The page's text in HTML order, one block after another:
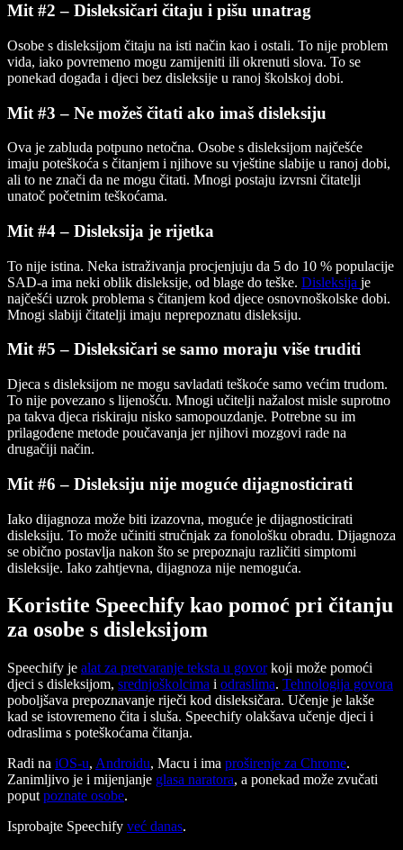
Mit #2 – Disleksičari čitaju i pišu unatrag
Osobe s disleksijom čitaju na isti način kao i ostali. To nije problem
vida, iako povremeno mogu zamijeniti ili okrenuti slova. To se
ponekad događa i djeci bez disleksije u ranoj školskoj dobi.
Mit #3 – Ne možeš čitati ako imaš disleksiju
Ova je zabluda potpuno netočna. Osobe s disleksijom najčešće
imaju poteškoća s čitanjem i njihove su vještine slabije u ranoj dobi,
ali to ne znači da ne mogu čitati. Mnogi postaju izvrsni čitatelji
unatoč početnim teškoćama.
Mit #4 – Disleksija je rijetka
To nije istina. Neka istraživanja procjenjuju da 5 do 10 % populacije
SAD-a ima neki oblik disleksije, od blage do teške. Disleksija je
najčešći uzrok problema s čitanjem kod djece osnovnoškolske dobi.
Mnogi slabiji čitatelji imaju neprepoznatu disleksiju.
Mit #5 – Disleksičari se samo moraju više truditi
Djeca s disleksijom ne mogu savladati teškoće samo većim trudom.
To nije povezano s lijenošću. Mnogi učitelji nažalost misle suprotno
pa takva djeca riskiraju nisko samopouzdanje. Potrebne su im
prilagođene metode poučavanja jer njihovi mozgovi rade na
drugačiji način.
Mit #6 – Disleksiju nije moguće dijagnosticirati
Iako dijagnoza može biti izazovna, moguće je dijagnosticirati
disleksiju. To može učiniti stručnjak za fonološku obradu. Dijagnoza
se obično postavlja nakon što se prepoznaju različiti simptomi
disleksije. Iako zahtjevna, dijagnoza nije nemoguća.
Koristite Speechify kao pomoć pri čitanju
za osobe s disleksijom
Speechify je alat za pretvaranje teksta u govorkoji može pomoći
djeci s disleksijom, srednjoškolcima i odraslima. Tehnologija govora
poboljšava prepoznavanje riječi kod disleksičara. Učenje je lakše
kad se istovremeno čita i sluša. Speechify olakšava učenje djeci i
odraslima s poteškoćama čitanja.
Radi na iOS-u, Androidu, Macu i ima proširenje za Chrome.
Zanimljivo je i mijenjanje glasa naratora, a ponekad može zvučati
poput poznate osobe.
Isprobajte Speechify već danas.